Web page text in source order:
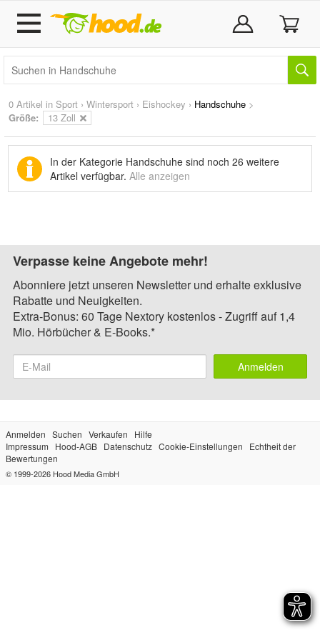
0 Artikel in Sport › Wintersport › Eishockey › Handschuhe >
Größe:
13 Zoll
In der Kategorie Handschuhe sind noch 26 weitere
Artikel verfügbar. Alle anzeigen
Verpasse keine Angebote mehr!
Abonniere jetzt unseren Newsletter und erhalte exklusive
Rabatte und Neuigkeiten.
Extra-Bonus: 60 Tage Nextory kostenlos - Zugriff auf 1,4
Mio. Hörbücher & E-Books.*
Anmelden
Anmelden Suchen Verkaufen
Hilfe
Impressum
Hood-AGB Datenschutz Cookie-Einstellungen
Echtheit der
Bewertungen
© 1999-2026 Hood Media GmbH